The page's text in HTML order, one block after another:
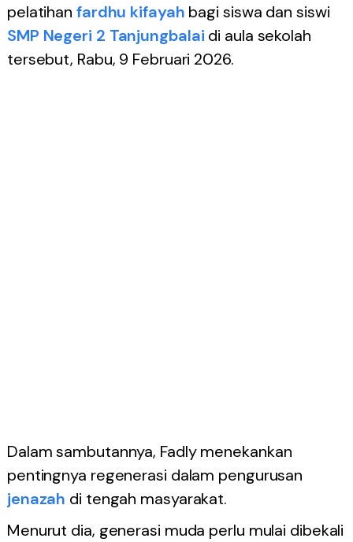
pelatihan fardhu kifayah bagi siswa dan siswi
SMP Negeri 2 Tanjungbalai di aula sekolah
tersebut, Rabu, 9 Februari 2026.
Dalam sambutannya, Fadly menekankan
pentingnya regenerasi dalam pengurusan
jenazah di tengah masyarakat.
Menurut dia, generasi muda perlu mulai dibekali